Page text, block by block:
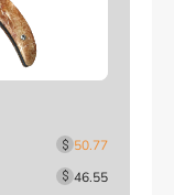
50.77
46.55